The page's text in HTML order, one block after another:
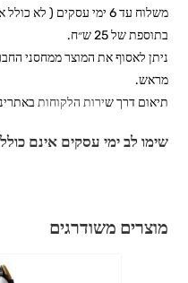
משלוח עד 6 ימי עסקים (
בתוספת של 25 ש״ח.
ניתן לאסוף את המוצר ממחסני
מראש.
תיאום דרך שירות הלקוחות
שימו לב ימי עסקים אינם
מוצרים משודרגים